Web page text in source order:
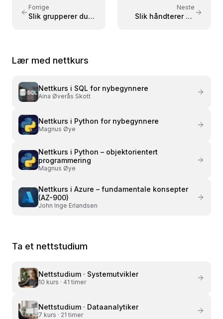
Forrige
Slik grupperer du
Neste
Slik håndterer du
Lær med nettkurs
Nettkurs i SQL for nybegynnere
Aina Øverås Skott
Nettkurs i Python for nybegynnere
Magnus Øye
Nettkurs i Python – objektorientert
programmering
Magnus Øye
Nettkurs i Azure – fundamentale konsepter
(AZ-900)
John Inge Erlandsen
Ta et nettstudium
Nettstudium · Systemutvikler
10 kurs · 41 timer
Nettstudium · Dataanalytiker
7 kurs · 21 timer